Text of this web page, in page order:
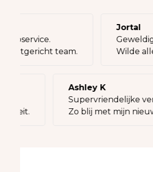
topservice.
klantgericht team.
Jortal
Wilde
Ashley K
Supervriendelijke
Zo blij met mijn